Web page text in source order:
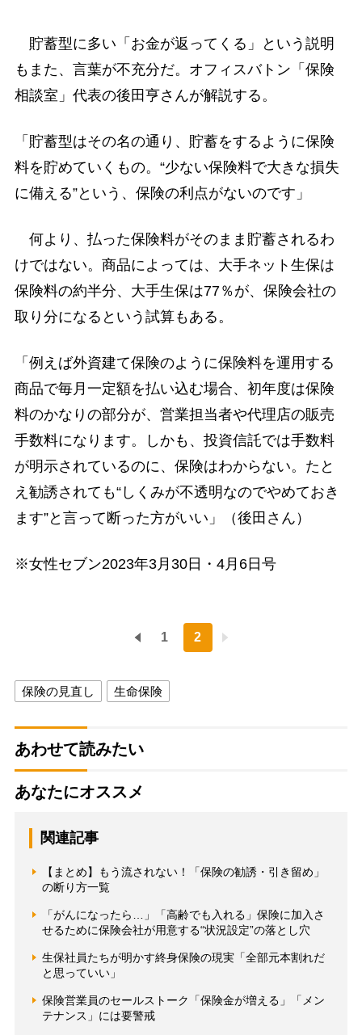
貯蓄型に多い「お金が返ってくる」という説明
もまた、言葉が不充分だ。オフィスバトン「保険
相談室」代表の後田亨さんが解説する。
「貯蓄型はその名の通り、貯蓄をするように保険
料を貯めていくもの。“少ない保険料で大きな損失
に備える”という、保険の利点がないのです」
何より、払った保険料がそのまま貯蓄されるわ
けではない。商品によっては、大手ネット生保は
保険料の約半分、大手生保は77％が、保険会社の
取り分になるという試算もある。
「例えば外資建て保険のように保険料を運用する
商品で毎月一定額を払い込む場合、初年度は保険
料のかなりの部分が、営業担当者や代理店の販売
手数料になります。しかも、投資信託では手数料
が明示されているのに、保険はわからない。たと
え勧誘されても“しくみが不透明なのでやめておき
ます”と言って断った方がいい」（後田さん）
※女性セブン2023年3月30日・4月6日号
1 2
保険の見直し 生命保険
あわせて読みたい
あなたにオススメ
関連記事
【まとめ】もう流されない！「保険の勧誘・引き留め」
の断り方一覧
「がんになったら…」「高齢でも入れる」保険に加入さ
せるために保険会社が用意する“状況設定”の落とし穴
生保社員たちが明かす終身保険の現実「全部元本割れだ
と思っていい」
保険営業員のセールストーク「保険金が増える」「メン
テナンス」には要警戒